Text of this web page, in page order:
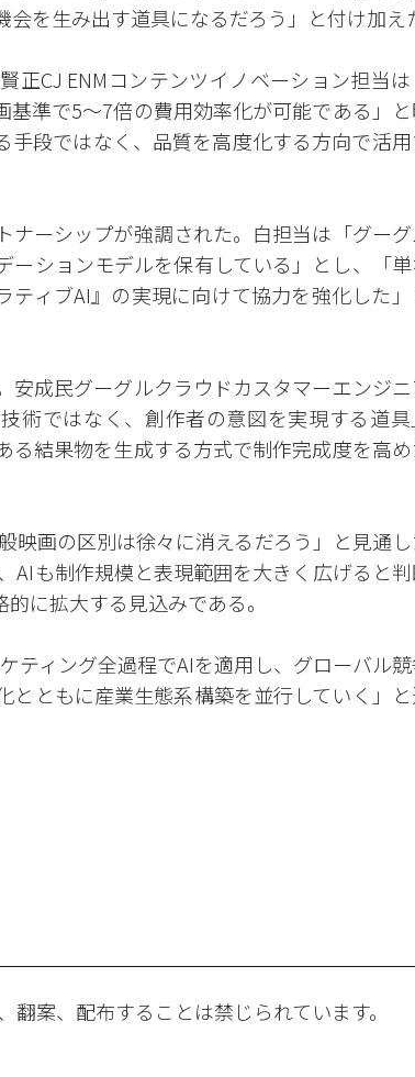
を生み出す道具になるだろう」と付け加え
正CJ ENMコンテンツイノベーション担当
準で5〜7倍の費用効率化が可能である」と
段ではなく、品質を高度化する方向で活用
ーシップが強調された。白担当は「グー
ションモデルを保有している」とし、「単
ティブAI』の実現に向けて協力を強化した
成民グーグルクラウドカスタマーエンジニ
術ではなく、創作者の意図を実現する道具
結果物を生成する方式で制作完成度を高め
映画の区別は徐々に消えるだろう」と見通し
AIも制作規模と表現範囲を大きく広げると
に拡大する見込みである。
ティング全過程でAIを適用し、グローバル
とともに産業生態系構築を並行していく」
案、配布することは禁じられています。